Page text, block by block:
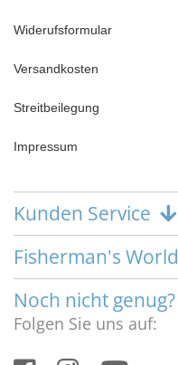
Widerufsformular
Versandkosten
Streitbeilegung
Impressum
Kunden Service
Fisherman's World
Noch nicht genug?
Folgen Sie uns auf: